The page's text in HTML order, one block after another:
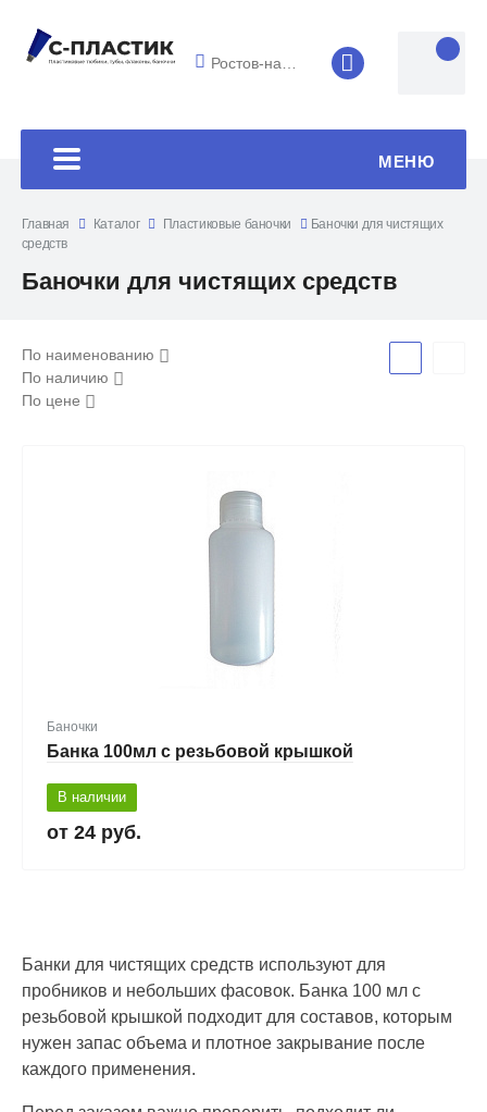
Ростов-на-Дону 8 (4852) 33-
МЕНЮ
Главная Каталог Пластиковые баночки
Баночки для чистящих
средств
Баночки для чистящих средств
По наименованию
По наличию
По цене
Баночки
Банка 100мл с резьбовой крышкой
В наличии
24 руб.
Банки для чистящих средств используют для
пробников и небольших фасовок. Банка 100 мл с
резьбовой крышкой подходит для составов, которым
нужен запас объема и плотное закрывание после
каждого применения.